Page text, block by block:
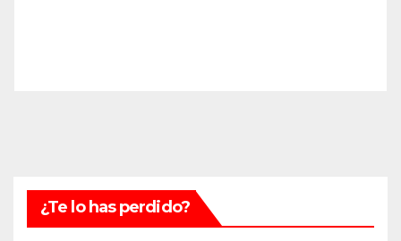
¿Te lo has perdido?